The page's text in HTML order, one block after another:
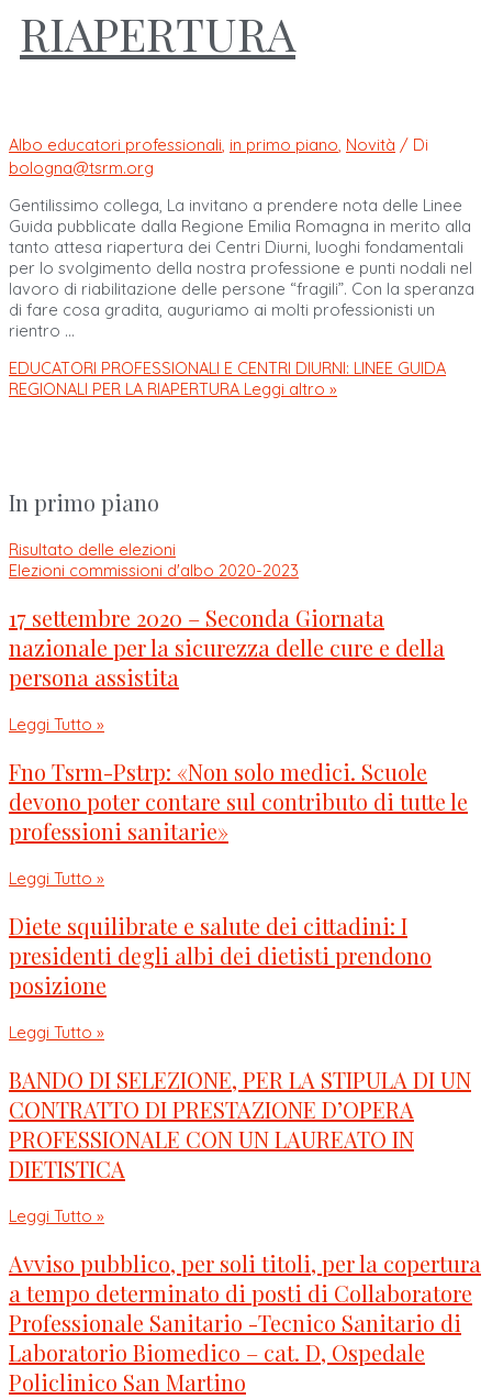
RIAPERTURA
Albo educatori professionali in primo piano Novità / Di
bologna@tsrm.org
Gentilissimo collega, La invitano a prendere nota delle Linee
Guida pubblicate dalla Regione Emilia Romagna in merito alla
tanto attesa riapertura dei Centri Diurni, luoghi fondamentali
per lo svolgimento della nostra professione e punti nodali nel
lavoro di riabilitazione delle persone “fragili”. Con la speranza
di fare cosa gradita, auguriamo ai molti professionisti un
rientro …
EDUCATORI PROFESSIONALI E CENTRI DIURNI: LINEE GUIDA
REGIONALI PER LA RIAPERTURA Leggi altro »
In primo piano
Risultato delle elezioni
Elezioni commissioni d'albo 2020-2023
17 settembre 2020 – Seconda Giornata
nazionale per la sicurezza delle cure e della
persona assistita
Leggi Tutto »
Fno Tsrm-Pstrp: «Non solo medici. Scuole
devono poter contare sul contributo di tutte le
professioni sanitarie»
Leggi Tutto »
Diete squilibrate e salute dei cittadini: I
presidenti degli albi dei dietisti prendono
posizione
Leggi Tutto »
BANDO DI SELEZIONE, PER LA STIPULA DI UN
CONTRATTO DI PRESTAZIONE D’OPERA
PROFESSIONALE CON UN LAUREATO IN
DIETISTICA
Leggi Tutto »
Avviso pubblico, per soli titoli, per la copertura
a tempo determinato di posti di Collaboratore
Professionale Sanitario -Tecnico Sanitario di
Laboratorio Biomedico – cat. D, Ospedale
Policlinico San Martino